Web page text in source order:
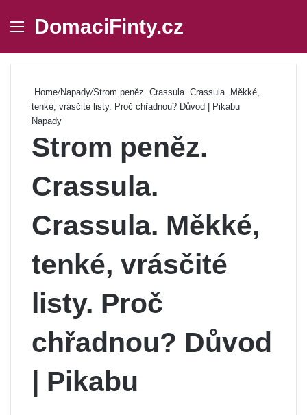
Menu
DomaciFinty.cz
Home/Napady/Strom peněz. Crassula. Crassula. Měkké,
tenké, vrásčité listy. Proč chřadnou? Důvod | Pikabu
Napady
Strom peněz.
Crassula.
Crassula. Měkké,
tenké, vrásčité
listy. Proč
chřadnou? Důvod
| Pikabu